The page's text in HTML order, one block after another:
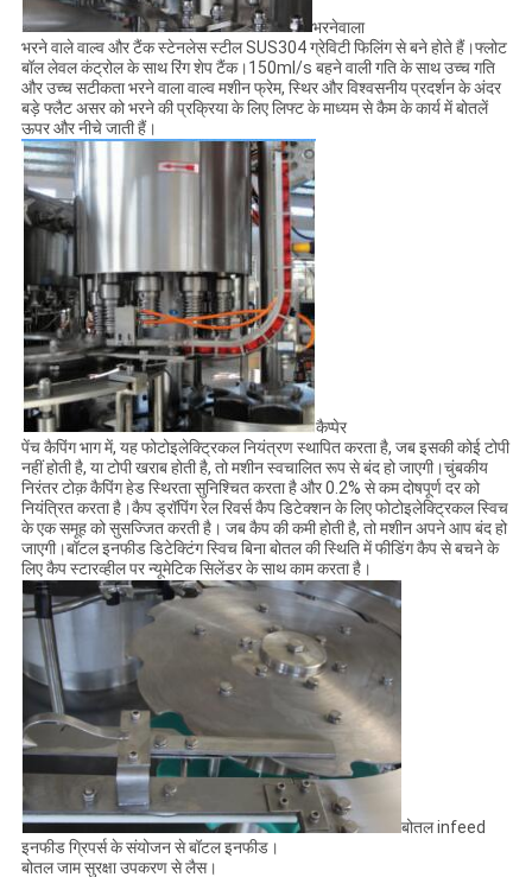
भरनेवाला
भरने वाले वाल्व और टैंक स्टेनलेस स्टील SUS304 ग्रेविटी फिलिंग से बने होते हैं।फ्लोट
बॉल लेवल कंट्रोल के साथ रिंग शेप टैंक।150ml/s बहने वाली गति के साथ उच्च गति
और उच्च सटीकता भरने वाला वाल्व मशीन फ्रेम, स्थिर और विश्वसनीय प्रदर्शन के अंदर
बड़े फ्लैट असर को भरने की प्रक्रिया के लिए लिफ्ट के माध्यम से कैम के कार्य में बोतलें
ऊपर और नीचे जाती हैं।
कैप्पेर
पेंच कैपिंग भाग में, यह फोटोइलेक्ट्रिकल नियंत्रण स्थापित करता है, जब इसकी कोई टोपी
नहीं होती है, या टोपी खराब होती है, तो मशीन स्वचालित रूप से बंद हो जाएगी।चुंबकीय
निरंतर टोक़ कैपिंग हेड स्थिरता सुनिश्चित करता है और 0.2% से कम दोषपूर्ण दर को
नियंत्रित करता है।कैप ड्रॉपिंग रेल रिवर्स कैप डिटेक्शन के लिए फोटोइलेक्ट्रिकल स्विच
के एक समूह को सुसज्जित करती है। जब कैप की कमी होती है, तो मशीन अपने आप बंद हो
जाएगी।बॉटल इनफीड डिटेक्टिंग स्विच बिना बोतल की स्थिति में फीडिंग कैप से बचने के
लिए कैप स्टारव्हील पर न्यूमेटिक सिलेंडर के साथ काम करता है।
बोतल infeed
इनफीड ग्रिपर्स के संयोजन से बॉटल इनफीड।
बोतल जाम सुरक्षा उपकरण से लैस।